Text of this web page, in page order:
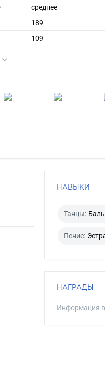
среднее
189
109
НАВЫКИ
Танцы:
Пение:
НАГРАДЫ
Информация